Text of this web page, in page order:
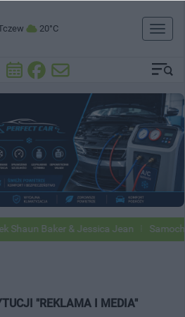
20°C
Toggle
Baker & Jessica Jean
"REKLAMA I MEDIA"